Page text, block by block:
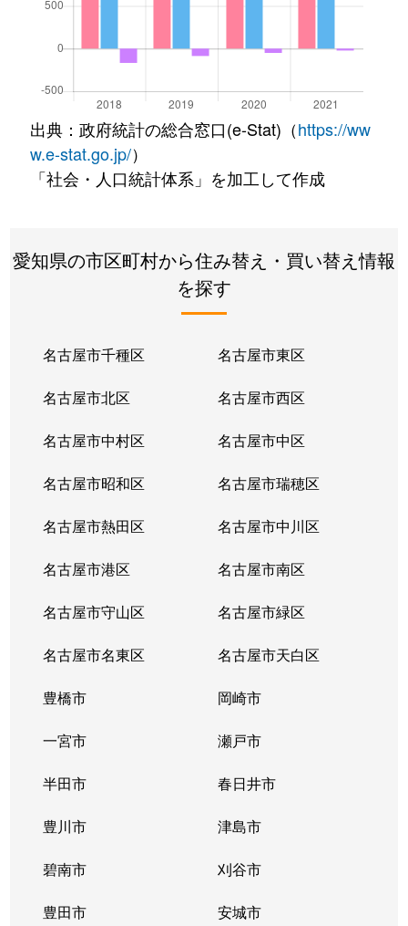
出典：政府統計の総合窓口(e-Stat)（https://ww
w.e-stat.go.jp/）
「社会・人口統計体系」を加工して作成
愛知県の市区町村から住み替え・買い替え情報
を探す
名古屋市千種区 名古屋市東区
名古屋市北区 名古屋市西区
名古屋市中村区 名古屋市中区
名古屋市昭和区 名古屋市瑞穂区
名古屋市熱田区 名古屋市中川区
名古屋市港区 名古屋市南区
名古屋市守山区 名古屋市緑区
名古屋市名東区 名古屋市天白区
豊橋市 岡崎市
一宮市 瀬戸市
半田市 春日井市
豊川市 津島市
碧南市 刈谷市
豊田市 安城市